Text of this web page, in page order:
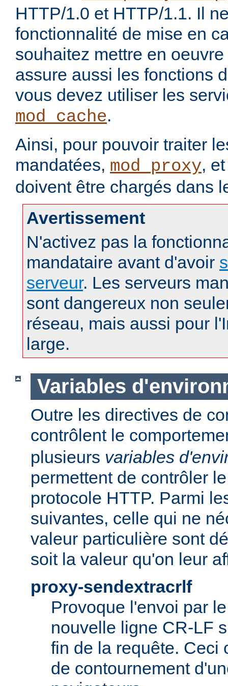
HTTP/1.0 et HTTP/1.1. Il
fonctionnalité de mise en
souhaitez mettre en
assure aussi les fonctions
vous devez utiliser les
mod_cache.
Ainsi, pour pouvoir traiter
mandatées, mod_proxy,
doivent être chargés dans
Avertissement
N'activez pas la
mandataire avant d'avoir
serveur. Les serveurs
sont dangereux non
réseau, mais aussi pour
large.
Variables
Outre les directives de
contrôlent le
plusieurs variables
permettent de contrôler
protocole HTTP. Parmi
suivantes, celle qui ne
valeur particulière sont
soit la valeur qu'on leur
proxy-sendextracrlf
Provoque l'envoi par
nouvelle ligne CR-LF
fin de la requête. Ceci
de contournement